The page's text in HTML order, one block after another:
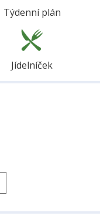
Týdenní plán
Jídelníček